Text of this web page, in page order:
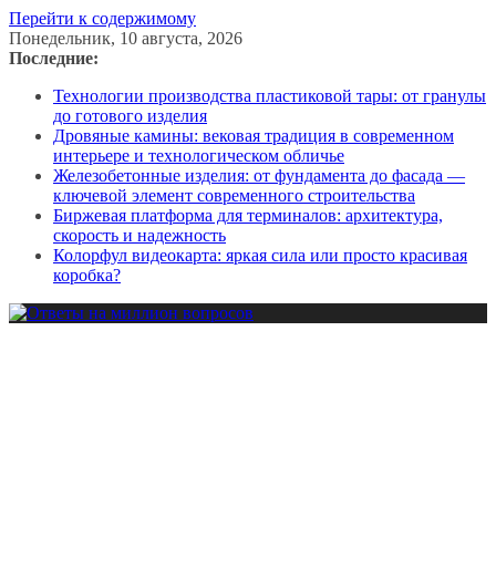
Перейти к содержимому
Понедельник, 10 августа, 2026
Последние:
Технологии производства пластиковой тары: от гранулы
до готового изделия
Дровяные камины: вековая традиция в современном
интерьере и технологическом обличье
Железобетонные изделия: от фундамента до фасада —
ключевой элемент современного строительства
Биржевая платформа для терминалов: архитектура,
скорость и надежность
Колорфул видеокарта: яркая сила или просто красивая
коробка?